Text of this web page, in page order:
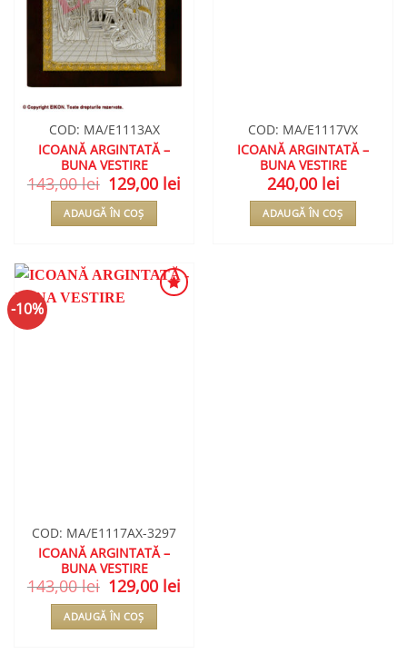
COD: MA/E1113AX
ICOANĂ ARGINTATĂ –
BUNA VESTIRE
143,00lei Prețul
inițial
a
fost:
143,00 lei.
129,00 lei
ADAUGĂ ÎN COȘ
COD: MA/E1117VX
ICOANĂ ARGINTATĂ –
BUNA VESTIRE
240,00 lei
ADAUGĂ ÎN COȘ
-10%
COD: MA/E1117AX-3297
ICOANĂ ARGINTATĂ –
BUNA VESTIRE
143,00lei Prețul
inițial
a
fost:
143,00 lei.
129,00 lei
ADAUGĂ ÎN COȘ